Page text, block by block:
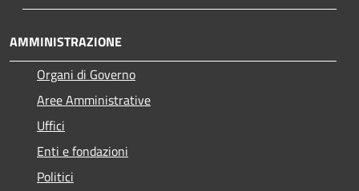
AMMINISTRAZIONE
Organi di Governo
Aree Amministrative
Uffici
Enti e fondazioni
Politici